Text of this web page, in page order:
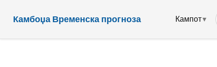
Камбоџа Временска прогноза Кампот